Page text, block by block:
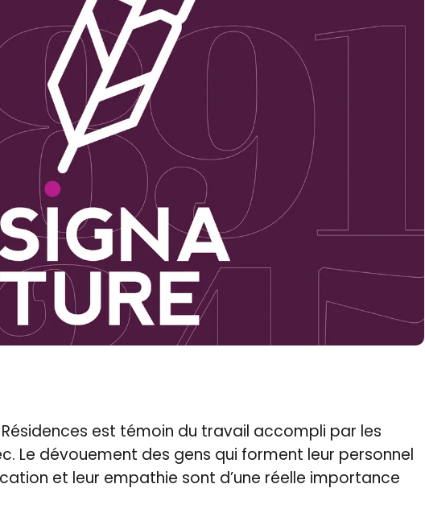
Résidences est témoin du travail accompli par les
Le dévouement des gens qui forment leur personnel
et leur empathie sont d’une réelle importance